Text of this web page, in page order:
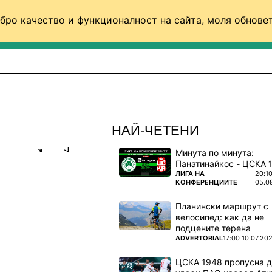
качество и функционалност на сайта, моля
НАЙ-ЧЕТЕНИ
Минута по минута:
ПОВЕЧЕ ОТ
ЛИГА НА
КОНФЕРЕНЦИИТЕ
20:10
Планински маршрут с
велосипед: как да не
подцените терена
ПОВЕЧЕ ОТ
ADVERTORIAL17:00
ЦСКА 1948 пропусна